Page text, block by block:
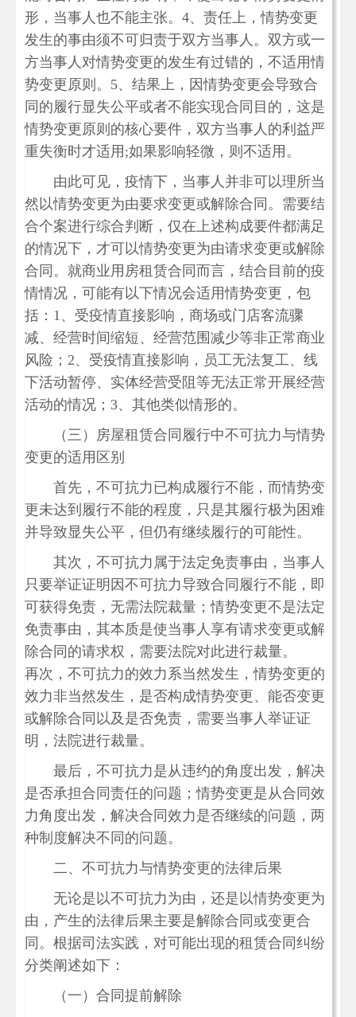
形，当事人也不能主张。4、责任上，情势变更
发生的事由须不可归责于双方当事人。双方或一
方当事人对情势变更的发生有过错的，不适用情
势变更原则。5、结果上，因情势变更会导致合
同的履行显失公平或者不能实现合同目的，这是
情势变更原则的核心要件，双方当事人的利益严
重失衡时才适用;如果影响轻微，则不适用。
由此可见，疫情下，当事人并非可以理所当
然以情势变更为由要求变更或解除合同。需要结
合个案进行综合判断，仅在上述构成要件都满足
的情况下，才可以情势变更为由请求变更或解除
合同。就商业用房租赁合同而言，结合目前的疫
情情况，可能有以下情况会适用情势变更，包
括：1、受疫情直接影响，商场或门店客流骤
减、经营时间缩短、经营范围减少等非正常商业
风险；2、受疫情直接影响，员工无法复工、线
下活动暂停、实体经营受阻等无法正常开展经营
活动的情况；3、其他类似情形的。
（三）房屋租赁合同履行中不可抗力与情势
变更的适用区别
首先，不可抗力已构成履行不能，而情势变
更未达到履行不能的程度，只是其履行极为困难
并导致显失公平，但仍有继续履行的可能性。
其次，不可抗力属于法定免责事由，当事人
只要举证证明因不可抗力导致合同履行不能，即
可获得免责，无需法院裁量；情势变更不是法定
免责事由，其本质是使当事人享有请求变更或解
除合同的请求权，需要法院对此进行裁量。
再次，不可抗力的效力系当然发生，情势变更的
效力非当然发生，是否构成情势变更、能否变更
或解除合同以及是否免责，需要当事人举证证
明，法院进行裁量。
最后，不可抗力是从违约的角度出发，解决
是否承担合同责任的问题；情势变更是从合同效
力角度出发，解决合同效力是否继续的问题，两
种制度解决不同的问题。
二、不可抗力与情势变更的法律后果
无论是以不可抗力为由，还是以情势变更为
由，产生的法律后果主要是解除合同或变更合
同。根据司法实践，对可能出现的租赁合同纠纷
分类阐述如下：
（一）合同提前解除